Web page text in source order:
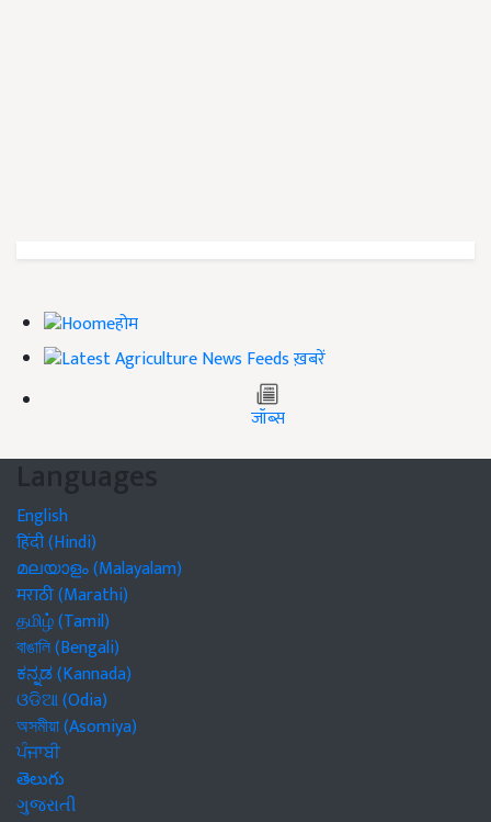
होम
ख़बरें
जॉब्स
Languages
English
हिंदी (Hindi)
മലയാളം (Malayalam)
मराठी (Marathi)
தமிழ் (Tamil)
বাঙালি (Bengali)
ಕನ್ನಡ (Kannada)
ଓଡିଆ (Odia)
অসমীয়া (Asomiya)
ਪੰਜਾਬੀ
తెలుగు
ગુજરાતી